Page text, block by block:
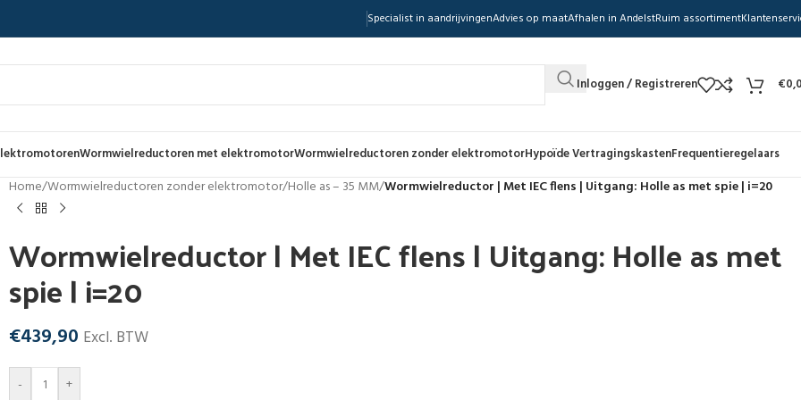
Specialist in aandrijvingenAdvies op maatAfhalen in AndelstRuim assortiment
Inloggen / Registreren €
Wormwielreductoren met elektromotorWormwielreductoren zonder elektromotorHypoïde VertragingskastenFrequentieregelaars
Home/Wormwielreductoren zonder elektromotor/Holle as – 35 MM/Wormwielreductor | Met IEC flens | Uitgang: Holle as met spie | i=20
Wormwielreductor | Met IEC flens | Uitgang: Holle as met
spie | i=20
€439,90 Excl. BTW
- +